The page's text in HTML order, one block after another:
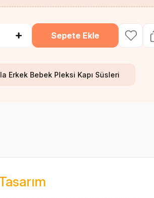
Sepete Ekle
Erkek Bebek Pleksi Kapı Süsleri